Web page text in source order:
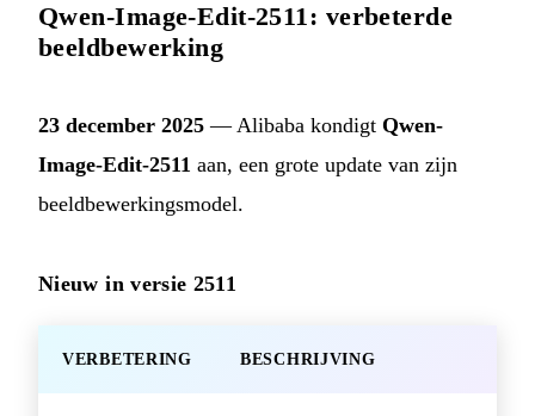
Qwen-Image-Edit-2511: verbeterde
beeldbewerking
23 december 2025 — Alibaba kondigt Qwen-
Image-Edit-2511 aan, een grote update van zijn
beeldbewerkingsmodel.
Nieuw in versie 2511
VERBETERING BESCHRIJVING